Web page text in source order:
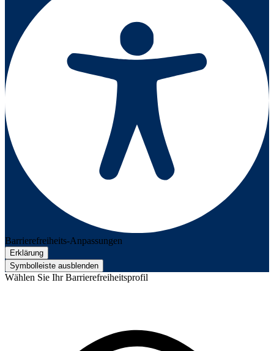
Barrierefreiheits-Anpassungen
Erklärung
Symbolleiste ausblenden
Wählen Sie Ihr Barrierefreiheitsprofil